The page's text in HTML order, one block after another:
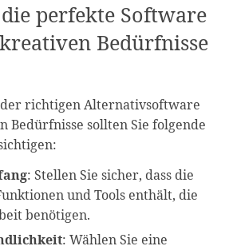
perfekte Software
Bedürfnisse
richtigen Alternativsoftware
Bedürfnisse sollten Sie folgende
: Stellen Sie sicher, dass die
und Tools enthält, die
benötigen.
: Wählen Sie eine